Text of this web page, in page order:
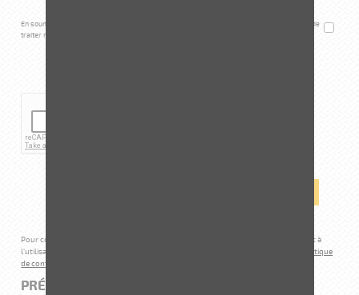
En soumettant ce formulaire, j'accepte que les informations saisies soient exploitées afin de
traiter ma demande
Pour connaître et exercer vos droits, notamment de retrait de votre consentement à
l'utilisation des données collectées par ce formulaire, veuillez consulter notre
politique
de confidentialité.
PRÉSENTATION DE LA FILIALE